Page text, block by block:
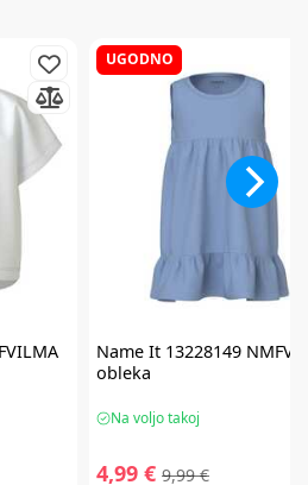
UGODNO
Name It 13228149
obleka
Na voljo takoj
4,99 € 9,99 €